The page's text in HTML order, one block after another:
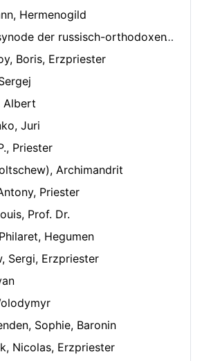
Hermenogild
der russisch-orthodoxen Kirche
Boris, Erzpriester
Albert
Juri
Priester
Archimandrit
Priester
Prof. Dr.
Hegumen
Sergi, Erzpriester
Sophie, Baronin
Nicolas, Erzpriester